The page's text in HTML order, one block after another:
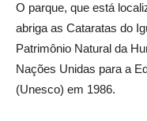
O parque, que está
abriga as Cataratas do
Patrimônio Natural da
Nações Unidas para a
(Unesco) em 1986.